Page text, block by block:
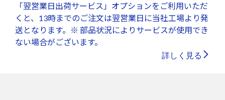
「翌営業日出荷サービス」オプションをご利用いただ
くと、13時までのご注文は翌営業日に当社工場より発
送となります。※ 部品状況によりサービスが使用でき
ない場合がございます。
詳しく見る